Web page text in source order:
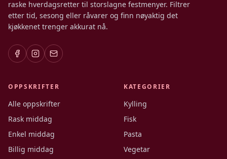
raske hverdagsretter til storslagne festmenyer. Filtrer
etter tid, sesong eller råvarer og finn nøyaktig det
kjøkkenet trenger akkurat nå.
OPPSKRIFTER
Alle oppskrifter
Rask middag
Enkel middag
Billig middag
KATEGORIER
Kylling
Fisk
Pasta
Vegetar